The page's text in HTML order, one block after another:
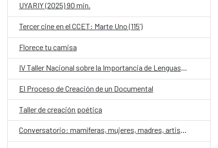
UYARIY (2025) 90 min.
Tercer cine en el CCET: Marte Uno (115’)
Florece tu camisa
IV Taller Nacional sobre la Importancia de Lenguas para las Poblaciones Indígenas y Afrohondureñas
El Proceso de Creación de un Documental
Taller de creación poética
Conversatorio: mamíferas, mujeres, madres, artistas contra la violencia de género